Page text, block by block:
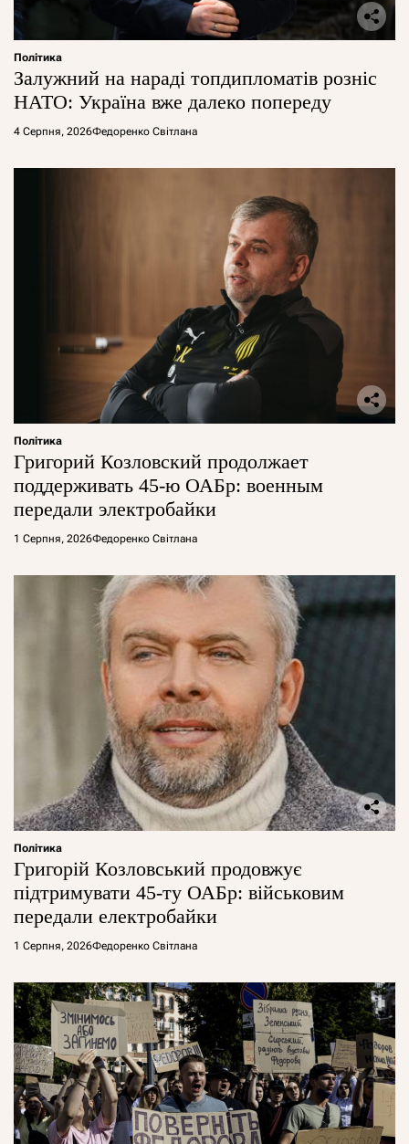
Політика
Залужний на нараді топдипломатів розніс
НАТО: Україна вже далеко попереду
4 Серпня, 2026Федоренко Світлана
Політика
Григорий Козловский продолжает
поддерживать 45-ю ОАБр: военным
передали электробайки
1 Серпня, 2026Федоренко Світлана
Політика
Григорій Козловський продовжує
підтримувати 45-ту ОАБр: військовим
передали електробайки
1 Серпня, 2026Федоренко Світлана